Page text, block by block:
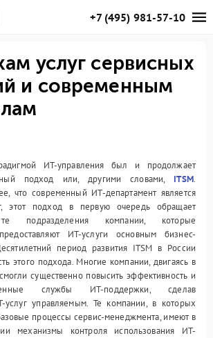
+7 (495) 981-57-10
услуг сервисных
и современным
ИТ-управления был и продолжает
подход или, другими словами, ITSM.
что современный ИТ-департамент является
этот подход в первую очередь обращает
подразделения компании, которые
ИТ-услуги основным бизнес-
период развития ITSM в России
этого подхода. Многие компании, двигаясь в
существенно повысить эффективность и
службы ИТ-поддержки, сделав
услуг управляемым. Те компании, в которых
процессы сервис-менеджмента, имеют в
механизмы контроля использования ИТ-